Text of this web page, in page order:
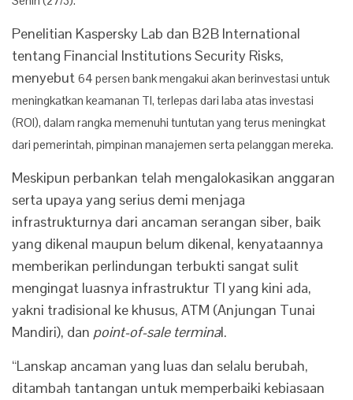
Penelitian Kaspersky Lab dan B2B International
tentang Financial Institutions Security Risks,
menyebut 64 persen bank mengakui akan berinvestasi untuk
meningkatkan keamanan TI, terlepas dari laba atas investasi
(ROI), dalam rangka memenuhi tuntutan yang terus meningkat
dari pemerintah, pimpinan manajemen serta pelanggan mereka.
Meskipun perbankan telah mengalokasikan anggaran
serta upaya yang serius demi menjaga
infrastrukturnya dari ancaman serangan siber, baik
yang dikenal maupun belum dikenal, kenyataannya
memberikan perlindungan terbukti sangat sulit
mengingat luasnya infrastruktur TI yang kini ada,
yakni tradisional ke khusus, ATM (Anjungan Tunai
Mandiri), dan point-of-sale terminal.
“Lanskap ancaman yang luas dan selalu berubah,
ditambah tantangan untuk memperbaiki kebiasaan